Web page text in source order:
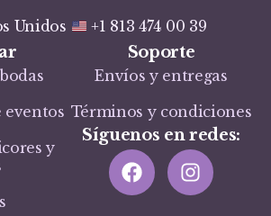
Unidos +1 813 474 00 39
eventos
y
Soporte
Envíos y entregas
Términos y condiciones
Síguenos en redes: